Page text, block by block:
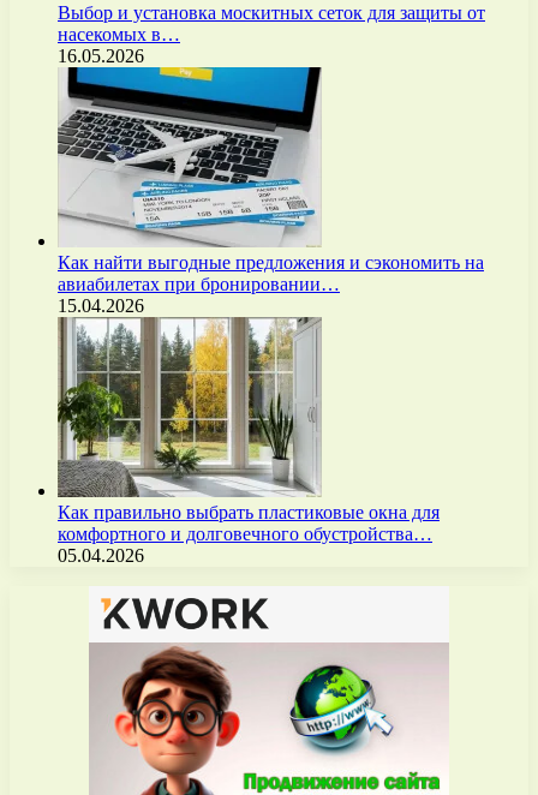
Выбор и установка москитных сеток для защиты от
насекомых в…
16.05.2026
Как найти выгодные предложения и сэкономить на
авиабилетах при бронировании…
15.04.2026
Как правильно выбрать пластиковые окна для
комфортного и долговечного обустройства…
05.04.2026